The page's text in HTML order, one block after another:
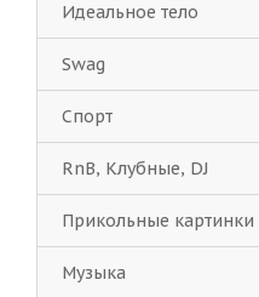
Идеальное тело
Swag
Спорт
RnB, Клубные, DJ
Прикольные картинки
Музыка